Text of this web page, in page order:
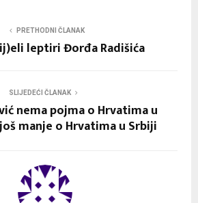
PRETHODNI ČLANAK
leptiri Đorđa Radišića
SLIJEDEĆI ČLANAK
nema pojma o Hrvatima u
manje o Hrvatima u Srbiji